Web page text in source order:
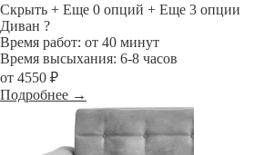
Скрыть + Еще 0 опций + Еще 3 опции
Диван ?
Время работ: от 40 минут
Время высыхания: 6-8 часов
от 4550 ₽
Подробнее →